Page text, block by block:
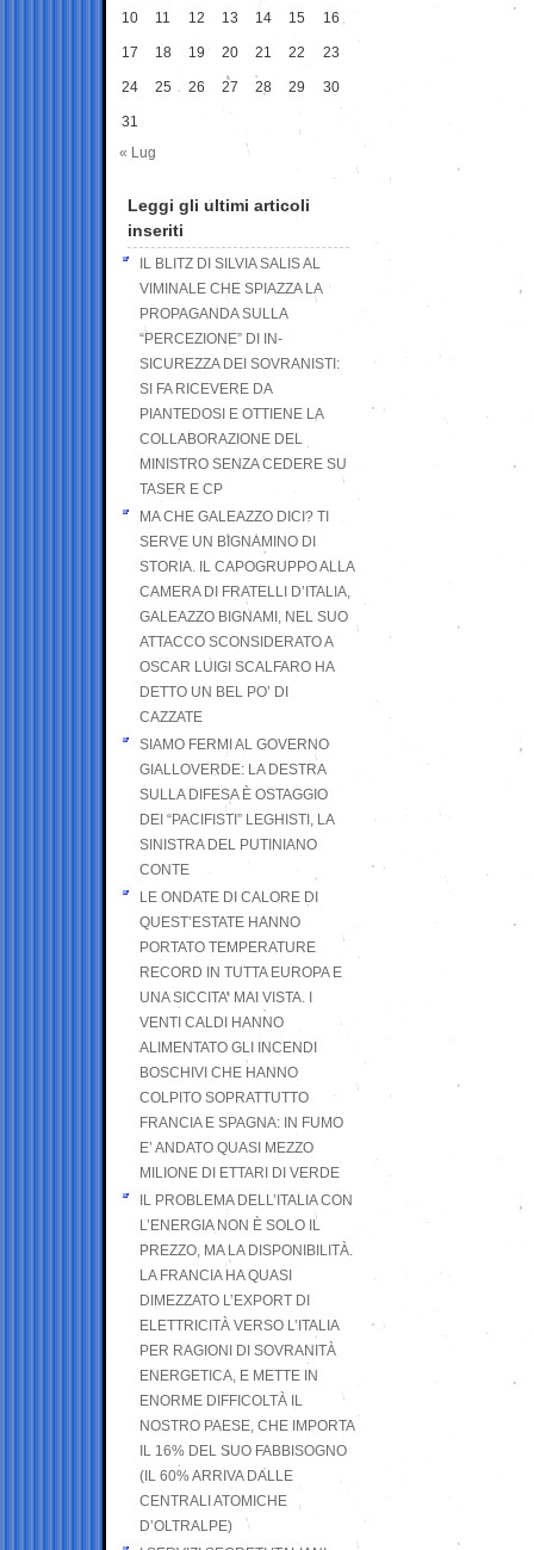
10 11 12 13 14 15 16
17 18 19 20 21 22 23
24 25 26 27 28 29 30
31
« Lug
Leggi gli ultimi articoli
inseriti
IL BLITZ DI SILVIA SALIS AL
VIMINALE CHE SPIAZZA LA
PROPAGANDA SULLA
“PERCEZIONE” DI IN-
SICUREZZA DEI SOVRANISTI:
SI FA RICEVERE DA
PIANTEDOSI E OTTIENE LA
COLLABORAZIONE DEL
MINISTRO SENZA CEDERE SU
TASER E CP
MA CHE GALEAZZO DICI? TI
SERVE UN BIGNAMINO DI
STORIA. IL CAPOGRUPPO ALLA
CAMERA DI FRATELLI D’ITALIA,
GALEAZZO BIGNAMI, NEL SUO
ATTACCO SCONSIDERATO A
OSCAR LUIGI SCALFARO HA
DETTO UN BEL PO’ DI
CAZZATE
SIAMO FERMI AL GOVERNO
GIALLOVERDE: LA DESTRA
SULLA DIFESA È OSTAGGIO
DEI “PACIFISTI” LEGHISTI, LA
SINISTRA DEL PUTINIANO
CONTE
LE ONDATE DI CALORE DI
QUEST’ESTATE HANNO
PORTATO TEMPERATURE
RECORD IN TUTTA EUROPA E
UNA SICCITA’ MAI VISTA. I
VENTI CALDI HANNO
ALIMENTATO GLI INCENDI
BOSCHIVI CHE HANNO
COLPITO SOPRATTUTTO
FRANCIA E SPAGNA: IN FUMO
E’ ANDATO QUASI MEZZO
MILIONE DI ETTARI DI VERDE
IL PROBLEMA DELL’ITALIA CON
L’ENERGIA NON È SOLO IL
PREZZO, MA LA DISPONIBILITÀ.
LA FRANCIA HA QUASI
DIMEZZATO L’EXPORT DI
ELETTRICITÀ VERSO L’ITALIA
PER RAGIONI DI SOVRANITÀ
ENERGETICA, E METTE IN
ENORME DIFFICOLTÀ IL
NOSTRO PAESE, CHE IMPORTA
IL 16% DEL SUO FABBISOGNO
(IL 60% ARRIVA DALLE
CENTRALI ATOMICHE
D’OLTRALPE)